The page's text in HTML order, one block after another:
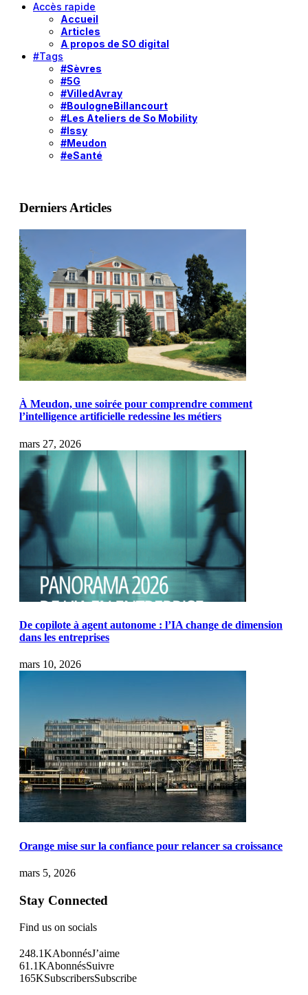
Accès rapide
Accueil
Articles
A propos de SO digital
#Tags
#Sèvres
#5G
#VilledAvray
#BoulogneBillancourt
#Les Ateliers de So Mobility
#Issy
#Meudon
#eSanté
Derniers Articles
À Meudon, une soirée pour comprendre comment
l’intelligence artificielle redessine les métiers
mars 27, 2026
De copilote à agent autonome : l’IA change de dimension
dans les entreprises
mars 10, 2026
Orange mise sur la confiance pour relancer sa croissance
mars 5, 2026
Stay Connected
Find us on socials
248.1KAbonnésJ’aime
61.1KAbonnésSuivre
165KSubscribersSubscribe